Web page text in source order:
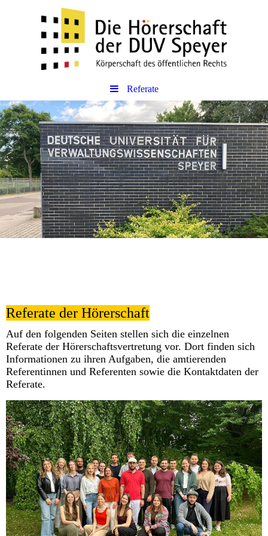
Referate
Referate der Hörerschaft
Auf den folgenden Seiten stellen sich die einzelnen
Referate der Hörerschaftsvertretung vor. Dort finden sich
Informationen zu ihren Aufgaben, die amtierenden
Referentinnen und Referenten sowie die Kontaktdaten der
Referate.